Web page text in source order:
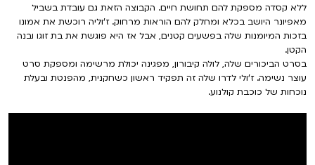
ללא קסדה מספקת להם תחושת חיים. הקבוצה הזאת גם עובדת בשביל
מאפיונר היושב בכלא ומחלק להם הוראות מרחוק. ז'וליה רוכשת את אמונו
בזכות המיומנות שלה בפשעים קטנים, אבל אז היא פוגשת את בת זוגו ובנה
הקטן.
בסרט הביכורים שלה, לולה קיבורון, מפגינה יכולת מרשימה ומספקת סרט
עוצר נשימה. ז'ולי לדרו שלה זה תפקיד ראשון כשחקנית, מהפנטת ובעלת
נוכחות של כוכבת קולנוע.